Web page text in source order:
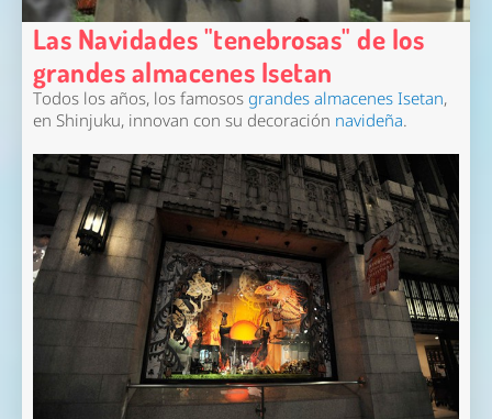
Las Navidades "tenebrosas" de los
grandes almacenes Isetan
Todos los años, los famosos grandes almacenes Isetan,
en Shinjuku, innovan con su decoración navideña.